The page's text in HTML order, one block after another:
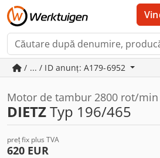
/ ... / ID anunț: A179-6952
Motor de tambur 2800 rot/min
DIETZTyp 196/465
preț fix plus TVA
620 EUR